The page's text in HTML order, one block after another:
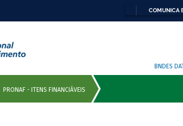
COMUNICA
BNDES